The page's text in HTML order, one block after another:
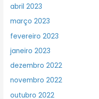
abril 2023
março 2023
fevereiro 2023
janeiro 2023
dezembro 2022
novembro 2022
outubro 2022